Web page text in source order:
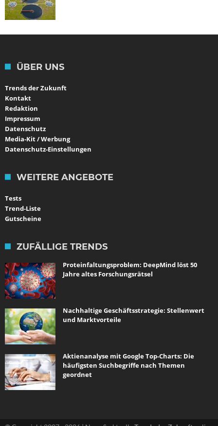
ÜBER UNS
Trends der Zukunft
Kontakt
Redaktion
Impressum
Datenschutz
Media-Kit / Werbung
Datenschutz-Einstellungen
WEITERE ANGEBOTE
Tests
Trend-Liste
Gutscheine
ZUFÄLLIGE TRENDS
Proteinfaltungsproblem: DeepMind löst 50
Jahre altes Forschungsrätsel
Nachhaltige Geschäftsstrategie: Stellenwert
und Marktvorteile
Aktienanalyse mit Google Top-Charts: Die
häufigsten Suchbegriffe nach Themen
geordnet